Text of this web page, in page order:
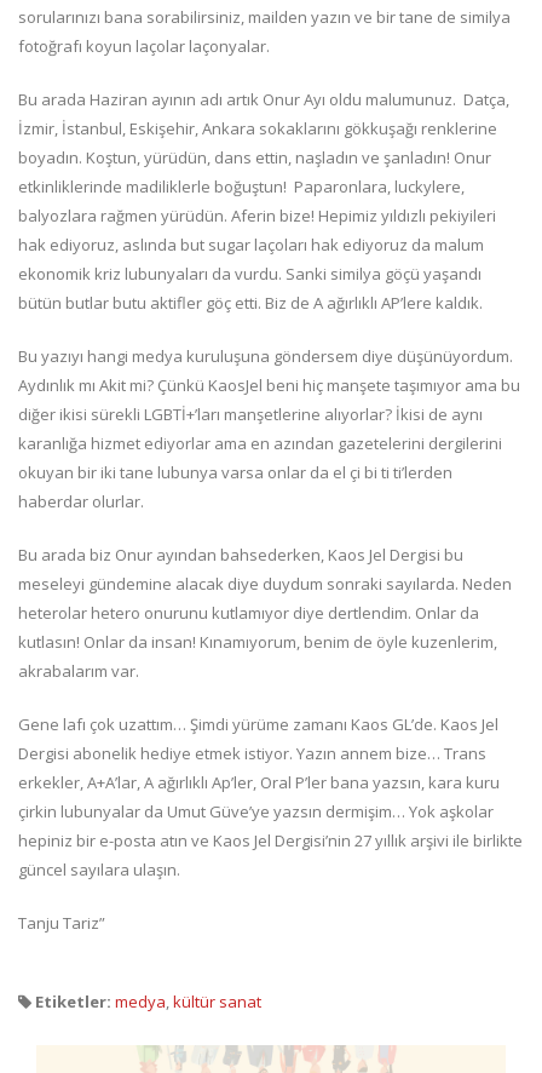
sorularınızı bana sorabilirsiniz, mailden yazın ve bir tane de similya
fotoğrafı koyun laçolar laçonyalar.
Bu arada Haziran ayının adı artık Onur Ayı oldu malumunuz. Datça,
İzmir, İstanbul, Eskişehir, Ankara sokaklarını gökkuşağı renklerine
boyadın. Koştun, yürüdün, dans ettin, naşladın ve şanladın! Onur
etkinliklerinde madiliklerle boğuştun! Paparonlara, luckylere,
balyozlara rağmen yürüdün. Aferin bize! Hepimiz yıldızlı pekiyileri
hak ediyoruz, aslında but sugar laçoları hak ediyoruz da malum
ekonomik kriz lubunyaları da vurdu. Sanki similya göçü yaşandı
bütün butlar butu aktifler göç etti. Biz de A ağırlıklı AP’lere kaldık.
Bu yazıyı hangi medya kuruluşuna göndersem diye düşünüyordum.
Aydınlık mı Akit mi? Çünkü KaosJel beni hiç manşete taşımıyor ama bu
diğer ikisi sürekli LGBTİ+’ları manşetlerine alıyorlar? İkisi de aynı
karanlığa hizmet ediyorlar ama en azından gazetelerini dergilerini
okuyan bir iki tane lubunya varsa onlar da el çi bi ti ti’lerden
haberdar olurlar.
Bu arada biz Onur ayından bahsederken, Kaos Jel Dergisi bu
meseleyi gündemine alacak diye duydum sonraki sayılarda. Neden
heterolar hetero onurunu kutlamıyor diye dertlendim. Onlar da
kutlasın! Onlar da insan! Kınamıyorum, benim de öyle kuzenlerim,
akrabalarım var.
Gene lafı çok uzattım… Şimdi yürüme zamanı Kaos GL’de. Kaos Jel
Dergisi abonelik hediye etmek istiyor. Yazın annem bize… Trans
erkekler, A+A’lar, A ağırlıklı Ap’ler, Oral P’ler bana yazsın, kara kuru
çirkin lubunyalar da Umut Güve’ye yazsın dermişim… Yok aşkolar
hepiniz bir e-posta atın ve Kaos Jel Dergisi’nin 27 yıllık arşivi ile birlikte
güncel sayılara ulaşın.
Tanju Tariz”
Etiketler: medya,kültür sanat